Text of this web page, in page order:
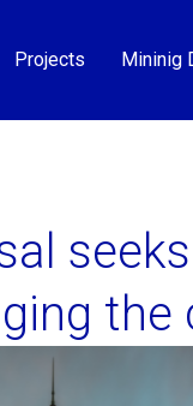
Projects Mininig